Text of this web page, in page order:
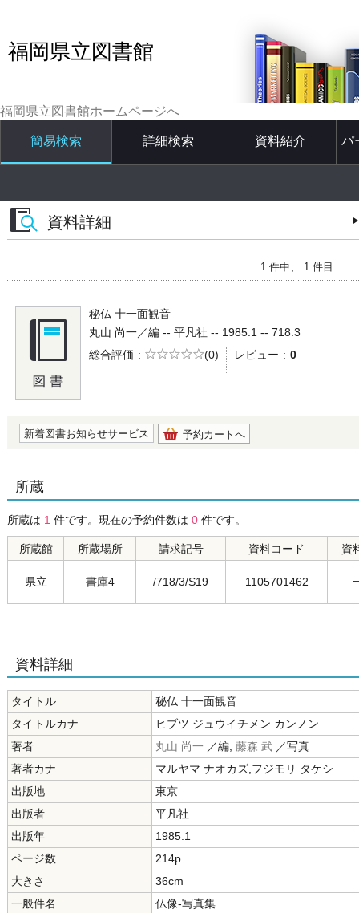
福岡県立図書館
福岡県立図書館ホームページへ
簡易検索 詳細検索 資料紹介 パ
資料詳細
1 件中、 1 件目
秘仏 十一面観音
丸山 尚一／編 -- 平凡社 -- 1985.1 -- 718.3
総合評価
5段階評価
(0) レビュー 0
新着図書お知らせサービス 予約カートへ
所蔵
所蔵は 1 件です。現在の予約件数は 0 件です。
所蔵館 所蔵場所 請求記号 資料コード 資
県立 書庫4 /718/3/S19 1105701462
資料詳細
タイトル
秘仏 十一面観音
タイトルカナ
ヒブツ ジュウイチメン カンノン
著者
丸山 尚一 ／編, 藤森 武 ／写真
著者カナ
マルヤマ ナオカズ,フジモリ タケシ
出版地
東京
出版者
平凡社
出版年
1985.1
ページ数
214p
大きさ
36cm
一般件名
仏像-写真集